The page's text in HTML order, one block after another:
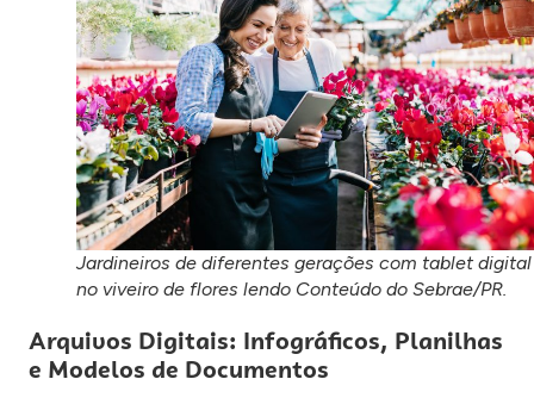
Jardineiros de diferentes gerações com tablet digital
no viveiro de flores lendo Conteúdo do Sebrae/PR.
Arquivos Digitais: Infográficos, Planilhas
e Modelos de Documentos